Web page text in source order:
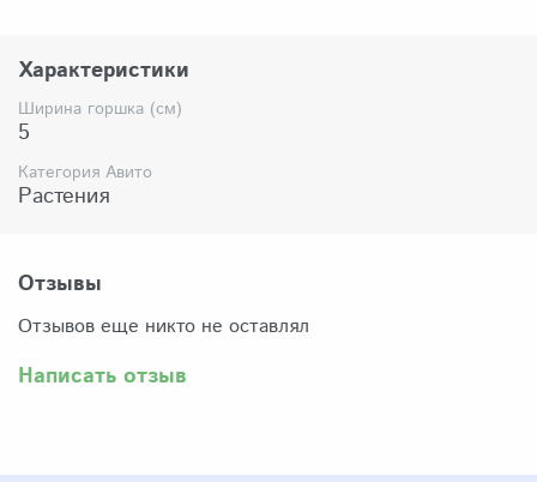
по России осуществляется через Яндекс-доставку или
СДЭК.
Комплектация:
Растение (отправляется с открытой корневой
системой, это норма для всех суккулентов, они
Характеристики
Ширина горшка (см)
5
Категория Авито
Растения
Отзывы
Отзывов еще никто не оставлял
Написать отзыв